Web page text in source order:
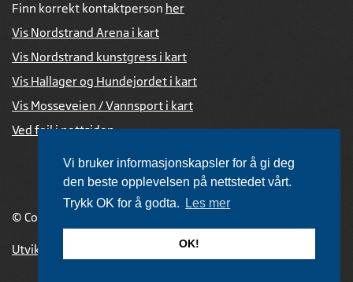
Vi bruker informasjonskapsler for å gi deg
den beste opplevelsen på nettstedet vårt.
Trykk OK for å godta.
Les mer
OK!
Finn korrekt kontaktperson her
Vis Nordstrand Arena i kart
Vis Nordstrand kunstgress i kart
Vis Hallager og Hundejordet i kart
Vis Mosseveien / Vannsport i kart
Ved feil i nettsiden
© Copyright 2026 |
Utviklet av Netlab publiseres med eRedaktør